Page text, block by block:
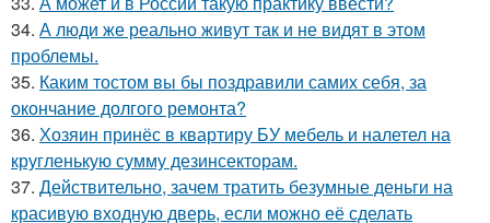
34. А люди же реально живут так и не видят в этом
проблемы.
35. Каким тостом вы бы поздравили самих себя, за
окончание долгого ремонта?
36. Хозяин принёс в квартиру БУ мебель и налетел на
кругленькую сумму дезинсекторам.
37. Действительно, зачем тратить безумные деньги на
красивую входную дверь, если можно её сделать